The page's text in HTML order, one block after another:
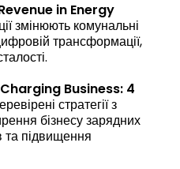
in Energy
змінюють комунальні
трансформації,
Business: 4
стратегії з
бізнесу зарядних
та підвищення